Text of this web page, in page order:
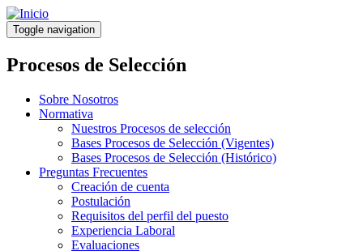
Pasar
al
contenido
principal
Toggle navigation
Procesos de Selección
Sobre Nosotros
Normativa
Nuestros Procesos de selección
Bases Procesos de Selección (Vigentes)
Bases Procesos de Selección (Histórico)
Preguntas Frecuentes
Creación de cuenta
Postulación
Requisitos del perfil del puesto
Experiencia Laboral
Evaluaciones